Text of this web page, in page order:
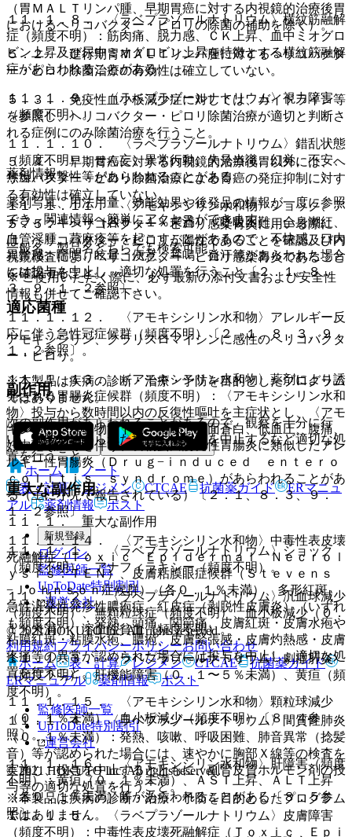
１１．１．８． 〈ラベプラゾールナトリウム〉横紋筋融解
症（頻度不明）：筋肉痛、脱力感、ＣＫ上昇、血中ミオグロ
ビン上昇及び尿中ミオグロビン上昇を特徴とする横紋筋融解
症があらわれることがある。
１１．１．９． 〈ラベプラゾールナトリウム〉視力障害
（頻度不明）。
１１．１．１０． 〈ラベプラゾールナトリウム〉錯乱状態
（頻度不明）：せん妄、異常行動、失見当識、幻覚、不安、
焦燥、攻撃性等があらわれることがある。
１１．１．１１． 〈アモキシシリン水和物〉ショック、ア
ナフィラキシー（各０．１％未満）：呼吸困難、全身潮紅、
血管浮腫、蕁麻疹等を起こすことがあるので、不快感、口内
異常感、喘鳴、眩暈、便意、耳鳴、発汗等があらわれた場合
には投与を中止し、適切な処置を行うこと〔２．１、８．
３、９．１．２参照〕。
１１．１．１２． 〈アモキシシリン水和物〉アレルギー反
応に伴う急性冠症候群（頻度不明）〔２．１、８．３、９．
１．２参照〕。
１１．１．１３． 〈アモキシシリン水和物〉薬剤により誘
発される胃腸炎症候群（頻度不明）：〈アモキシシリン水和
物〉投与から数時間以内の反復性嘔吐を主症状とし、〈アモ
キシシリン水和物〉下痢、嗜眠、顔面蒼白、低血圧、腹痛、
好中球増加等を伴う、食物蛋白誘発性胃腸炎に類似したアレ
ルギー性胃腸炎（Ｄｒｕｇ−ｉｎｄｕｃｅｄ ｅｎｔｅｒｏ
ｃｏｌｉｔｉｓ ｓｙｎｄｒｏｍｅ）があらわれることがあ
る（主に小児で報告されている）〔２．１、８．３、９．
１．２参照〕。
１１．１．１４． 〈アモキシシリン水和物〉中毒性表皮壊
死融解症（Ｔｏｘｉｃ Ｅｐｉｄｅｒｍａｌ Ｎｅｃｒｏｌ
ｙｓｉｓ：ＴＥＮ）、皮膚粘膜眼症候群（Ｓｔｅｖｅｎｓ
−Ｊｏｈｎｓｏｎ症候群）（各０．１％未満）、多形紅斑、
急性汎発性発疹性膿疱症、紅皮症（剥脱性皮膚炎）（いずれ
も頻度不明）：発熱、頭痛、関節痛、皮膚紅斑・皮膚水疱や
粘膜紅斑・粘膜水疱、膿疱、皮膚緊張感・皮膚灼熱感・皮膚
疼痛等の異常が認められた場合には投与を中止し、適切な処
置を行うこと。
１１．１．１５． 〈アモキシシリン水和物〉顆粒球減少
（０．１％未満）、血小板減少（頻度不明）〔８．４参
照〕。
１１．１．１６． 〈アモキシシリン水和物〉肝障害（頻度
不明）：黄疸（０．１％未満）、ＡＳＴ上昇、ＡＬＴ上昇
（各０．１％未満）等があらわれることがある〔８．５参
照〕。
（胃ＭＡＬＴリンパ腫、早期胃癌に対する内視鏡的治療後胃
におけるヘリコバクター・ピロリの除菌の補助を除く）。
５．２． 進行期胃ＭＡＬＴリンパ腫に対するヘリコバクタ
ー・ピロリ除菌治療の有効性は確立していない。
５．３． 免疫性血小板減少症に対しては、ガイドライン等
を参照し、ヘリコバクター・ピロリ除菌治療が適切と判断さ
れる症例にのみ除菌治療を行うこと。
５．４． 早期胃癌に対する内視鏡的治療後胃以外には、ヘ
リコバクター・ピロリ除菌治療による胃癌の発症抑制に対す
る有効性は確立していない。
５．５． ヘリコバクター・ピロリ感染胃炎に用いる際に
は、ヘリコバクター・ピロリが陽性であることを確認及び内
視鏡検査によりヘリコバクター・ピロリ感染胃炎であること
を確認すること。
適応菌種
アモキシシリン、クラリスロマイシンに感性のヘリコバクタ
ー・ピロリ。
副作用
次の副作用があらわれることがあるので、観察を十分に行
い、異常が認められた場合には投与を中止するなど適切な処
置を行うこと。
重大な副作用
１１．１． 重大な副作用
１１．１．１． 〈ラベプラゾールナトリウム〉ショック
（頻度不明）、アナフィラキシー（頻度不明）。
１１．１．２． 〈ラベプラゾールナトリウム〉汎血球減少
（頻度不明）、無顆粒球症（頻度不明）、血小板減少（０．
１％未満）、溶血性貧血（頻度不明）。
１１．１．３． 〈ラベプラゾールナトリウム〉劇症肝炎
（頻度不明）、肝機能障害（０．１〜５％未満）、黄疸（頻
度不明）。
１１．１．４． 〈ラベプラゾールナトリウム〉間質性肺炎
（０．１％未満）：発熱、咳嗽、呼吸困難、肺音異常（捻髪
音）等が認められた場合には、速やかに胸部Ｘ線等の検査を
実施し、投与を中止するとともに、副腎皮質ホルモン剤の投
与等の適切な処置を行うこと。
１１．１．５． 〈ラベプラゾールナトリウム〉皮膚障害
（頻度不明）：中毒性表皮壊死融解症（Ｔｏｘｉｃ Ｅｐｉ
薬剤情報
薬剤写真、用法用量、効能効果や後発品の情報が一度に参照
でき、関連情報へ簡単にアクセスができます。
一般名、製品名どちらでも検索可能！
※ ご使用いただく際に、必ず最新の添付文書および安全性
情報も併せてご確認下さい。
※本製品は疾病の診断・治療・予防を目的としたプログラム
ではありません。
ホーム
ノート
表・計算
レジメン CTCAE 抗菌薬ガイド
ERマニュ
アル
薬剤情報 ポスト
新規登録
ログイン
監修医師一覧
UpToDate特別割引
運営会社
© 2021 HOKUTO Inc. All rights reserved.
利用規約プライバシーポリシーお問い合わせ
ホーム
表・計算 レジメン CTCAE
抗菌薬ガイド
ERマニュアル
薬剤情報 ポスト
監修医師一覧
UpToDate特別割引
運営会社
© 2021 HOKUTO Inc. All rights reserved.
※本製品は疾病の診断・治療・予防を目的としたプログラム
ではありません。